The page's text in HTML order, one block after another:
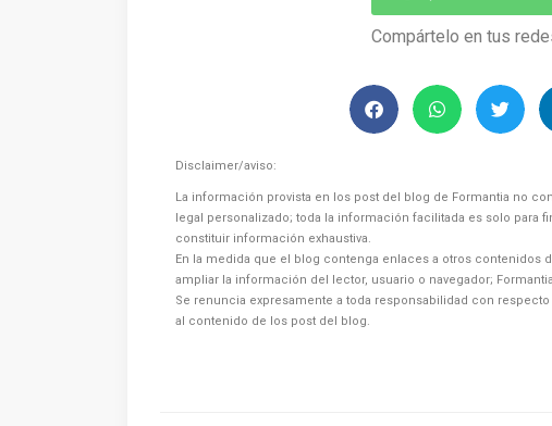
Compártelo en tus
Disclaimer/aviso:
La información provista en los post del blog de Formantia no
legal personalizado; toda la información facilitada es solo para
constituir información exhaustiva.
En la medida que el blog contenga enlaces a otros contenidos
ampliar la información del lector, usuario o navegador;
Se renuncia expresamente a toda responsabilidad con
al contenido de los post del blog.